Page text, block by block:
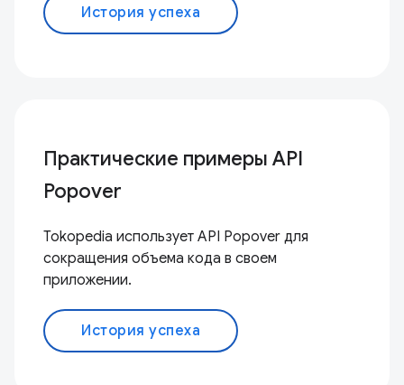
История успеха
Практические примеры API
Popover
Tokopedia использует API Popover для
сокращения объема кода в своем
приложении.
История успеха